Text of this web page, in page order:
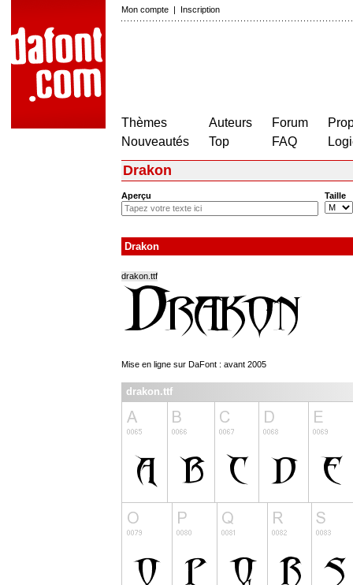
Mon compte | Inscription
Thèmes
Nouveautés
Auteurs
Top
Forum
FAQ
Drakon
Aperçu Taille
Drakon
drakon.ttf
Mise en ligne sur DaFont : avant 2005
drakon.ttf